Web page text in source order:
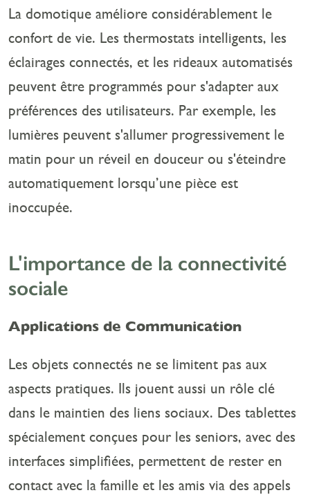
La domotique améliore considérablement le
confort de vie. Les thermostats intelligents, les
éclairages connectés, et les rideaux automatisés
peuvent être programmés pour s'adapter aux
préférences des utilisateurs. Par exemple, les
lumières peuvent s'allumer progressivement le
matin pour un réveil en douceur ou s'éteindre
automatiquement lorsqu’une pièce est
inoccupée.
L'importance de la connectivité
sociale
Applications de Communication
Les objets connectés ne se limitent pas aux
aspects pratiques. Ils jouent aussi un rôle clé
dans le maintien des liens sociaux. Des tablettes
spécialement conçues pour les seniors, avec des
interfaces simplifiées, permettent de rester en
contact avec la famille et les amis via des appels